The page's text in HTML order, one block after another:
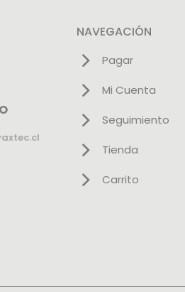
NAVEGACIÓN
Pagar
Mi Cuenta
Seguimiento
Tienda
Carrito